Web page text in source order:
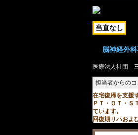
当直なし
脳神経外
医療法人社団
在宅復帰を支援
ＰＴ・ＯＴ・Ｓ
ています。
回復期リハおよ